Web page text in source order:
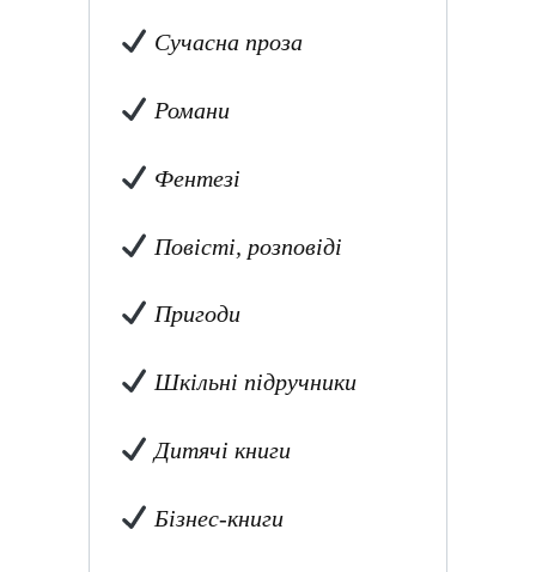
Сучасна проза
Романи
Фентезі
Повісті, розповіді
Пригоди
Шкільні підручники
Дитячі книги
Бізнес-книги